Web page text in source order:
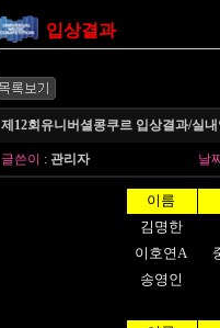
입상결과
제12회유니버셜콩쿠르 입상결과/실
글쓴이 : 관리자 날
이름
김명한
이호연A
송영인